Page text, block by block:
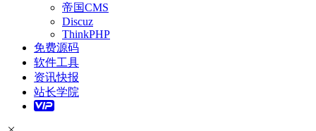
帝国CMS
Discuz
ThinkPHP
免费源码
软件工具
资讯快报
站长学院